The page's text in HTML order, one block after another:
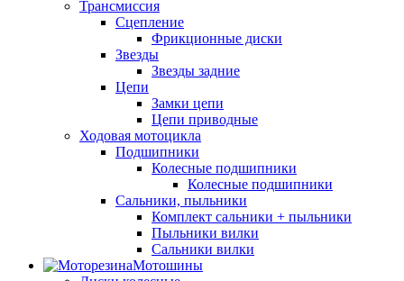
Трансмиссия
Cцепление
Фрикционные диски
Звезды
Звезды задние
Цепи
Замки цепи
Цепи приводные
Ходовая мотоцикла
Подшипники
Колесные подшипники
Колесные подшипники
Сальники, пыльники
Комплект сальники + пыльники
Пыльники вилки
Сальники вилки
Мотошины